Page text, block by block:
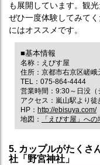
も展開しています。観
ぜひ一度体験してみて
にはオススメです。
■基本情報
名称：えびす屋
住所：京都市右京区嵯
TEL：075-864-4444
営業時間：9:30～日没（
アクセス：嵐山駅より徒
HP： http://ebisuya.com/
地図：
「えびす屋」への
5. カップルがたくさ
社「野宮神社」